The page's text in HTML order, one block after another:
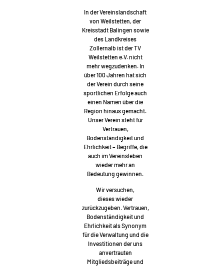
In der Vereinslandschaft
von Weilstetten, der
Kreisstadt Balingen sowie
des Landkreises
Zollernalb ist der TV
Weilstetten e.V. nicht
mehr wegzudenken. In
über 100 Jahren hat sich
der Verein durch seine
sportlichen Erfolge auch
einen Namen über die
Region hinaus gemacht.
Unser Verein steht für
Vertrauen,
Bodenständigkeit und
Ehrlichkeit – Begriffe, die
auch im Vereinsleben
wieder mehr an
Bedeutung gewinnen.
Wir versuchen,
dieses wieder
zurückzugeben. Vertrauen,
Bodenständigkeit und
Ehrlichkeit als Synonym
für die Verwaltung und die
Investitionen der uns
anvertrauten
Mitgliedsbeiträge und